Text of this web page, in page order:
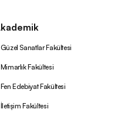
Güzel Sanatlar Fakültesi
Mimarlık Fakültesi
Fen Edebiyat Fakültesi
İletişim Fakültesi